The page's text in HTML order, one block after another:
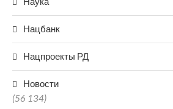
Нацбанк
Нацпроекты РД
Новости
(56 134)